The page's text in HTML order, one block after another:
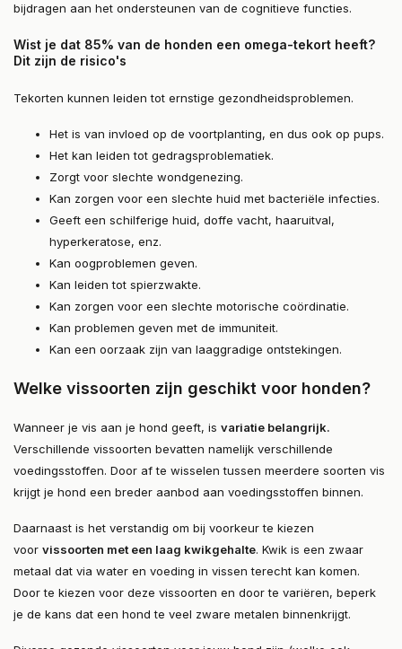
bijdragen aan het ondersteunen van de cognitieve functies.
Wist je dat 85% van de honden een omega-tekort heeft?
Dit zijn de risico's
Tekorten kunnen leiden tot ernstige gezondheidsproblemen.
Het is van invloed op de voortplanting, en dus ook op pups.
Het kan leiden tot gedragsproblematiek.
Zorgt voor slechte wondgenezing.
Kan zorgen voor een slechte huid met bacteriële infecties.
Geeft een schilferige huid, doffe vacht, haaruitval,
hyperkeratose, enz.
Kan oogproblemen geven.
Kan leiden tot spierzwakte.
Kan zorgen voor een slechte motorische coördinatie.
Kan problemen geven met de immuniteit.
Kan een oorzaak zijn van laaggradige ontstekingen.
Welke vissoorten zijn geschikt voor honden?
Wanneer je vis aan je hond geeft, is variatie belangrijk.
Verschillende vissoorten bevatten namelijk verschillende
voedingsstoffen. Door af te wisselen tussen meerdere soorten vis
krijgt je hond een breder aanbod aan voedingsstoffen binnen.
Daarnaast is het verstandig om bij voorkeur te kiezen
voor vissoorten met een laag kwikgehalte. Kwik is een zwaar
metaal dat via water en voeding in vissen terecht kan komen.
Door te kiezen voor deze vissoorten en door te variëren, beperk
je de kans dat een hond te veel zware metalen binnenkrijgt.